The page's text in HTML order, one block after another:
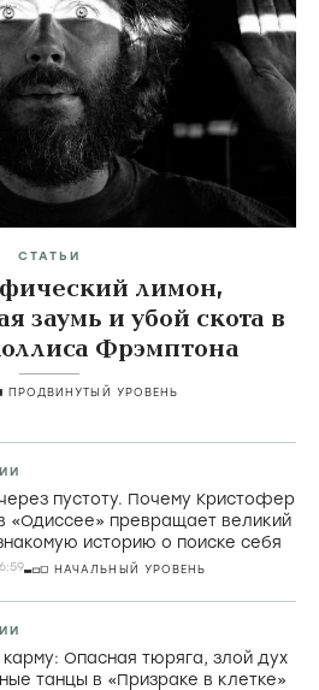
СТАТЬИ
лимон,
заумь и убой скота в
Фрэмптона
ПРОДВИНУТЫЙ УРОВЕНЬ
пустоту. Почему Кристофер
«Одиссее» превращает великий
историю о поиске себя
НАЧАЛЬНЫЙ УРОВЕНЬ
Опасная тюряга, злой дух
танцы в «Призраке в клетке»